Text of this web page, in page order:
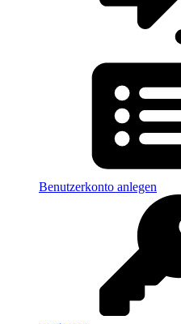
Benutzerkonto anlegen